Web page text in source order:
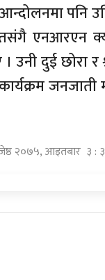
एनआरएन
दुई छोरा र
जनजाती
जेष्ठ २०७५, आइतबार ३ :